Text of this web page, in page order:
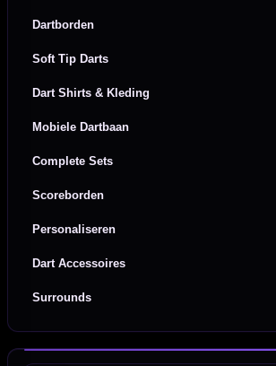
Dartborden
Soft Tip Darts
Dart Shirts & Kleding
Mobiele Dartbaan
Complete Sets
Scoreborden
Personaliseren
Dart Accessoires
Surrounds